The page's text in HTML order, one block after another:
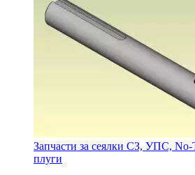
Запчасти за сеялки СЗ, УПС, No-
плуги